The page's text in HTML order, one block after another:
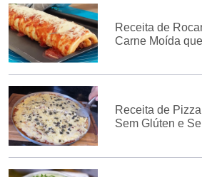
Receita de
Carne Moída
Receita de
Sem Glúten e